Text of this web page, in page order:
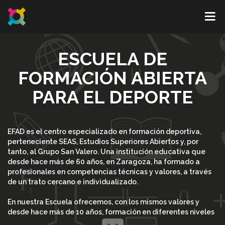
ESCUELA DE
FORMACIÓN ABIERTA
PARA EL DEPORTE
EFAD es el centro especializado en formación deportiva,
perteneciente SEAS, Estudios Superiores Abiertos y, por
tanto, al Grupo San Valero. Una institución educativa que
desde hace más de 60 años, en Zaragoza, ha formado a
profesionales en competencias técnicas y valores, a través
de un trato cercano e individualizado.
En nuestra Escuela ofrecemos, con los mismos valores y
desde hace más de 10 años, formación en diferentes niveles
académicos (desde cursos especializados a másteres) en